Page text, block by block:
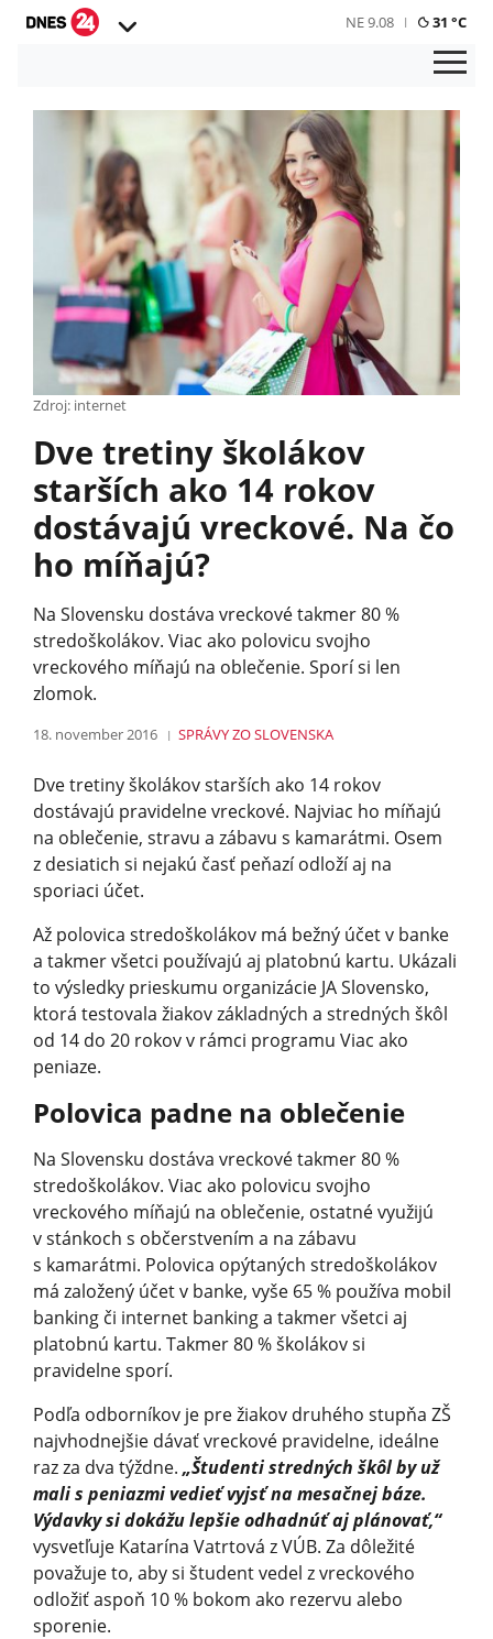
NE 9.08 31 °C
Zdroj: internet
Dve tretiny školákov
starších ako 14 rokov
dostávajú vreckové. Na čo
ho míňajú?
Na Slovensku dostáva vreckové takmer 80 %
stredoškolákov. Viac ako polovicu svojho
vreckového míňajú na oblečenie. Sporí si len
zlomok.
18. november 2016 SPRÁVYZO SLOVENSKA
Dve tretiny školákov starších ako 14 rokov
dostávajú pravidelne vreckové. Najviac ho míňajú
na oblečenie, stravu a zábavu s kamarátmi. Osem
z desiatich si nejakú časť peňazí odloží aj na
sporiaci účet.
Až polovica stredoškolákov má bežný účet v banke
a takmer všetci používajú aj platobnú kartu. Ukázali
to výsledky prieskumu organizácie JA Slovensko,
ktorá testovala žiakov základných a stredných škôl
od 14 do 20 rokov v rámci programu Viac ako
peniaze.
Polovica padne na oblečenie
Na Slovensku dostáva vreckové takmer 80 %
stredoškolákov. Viac ako polovicu svojho
vreckového míňajú na oblečenie, ostatné využijú
v stánkoch s občerstvením a na zábavu
s kamarátmi. Polovica opýtaných stredoškolákov
má založený účet v banke, vyše 65 % používa mobil
banking či internet banking a takmer všetci aj
platobnú kartu. Takmer 80 % školákov si
pravidelne sporí.
Podľa odborníkov je pre žiakov druhého stupňa ZŠ
najvhodnejšie dávať vreckové pravidelne, ideálne
raz za dva týždne. „Študenti stredných škôl by už
mali s peniazmi vedieť vyjsť na mesačnej báze.
Výdavky si dokážu lepšie odhadnúť aj plánovať,“
vysvetľuje Katarína Vatrtová z VÚB. Za dôležité
považuje to, aby si študent vedel z vreckového
odložiť aspoň 10 % bokom ako rezervu alebo
sporenie.